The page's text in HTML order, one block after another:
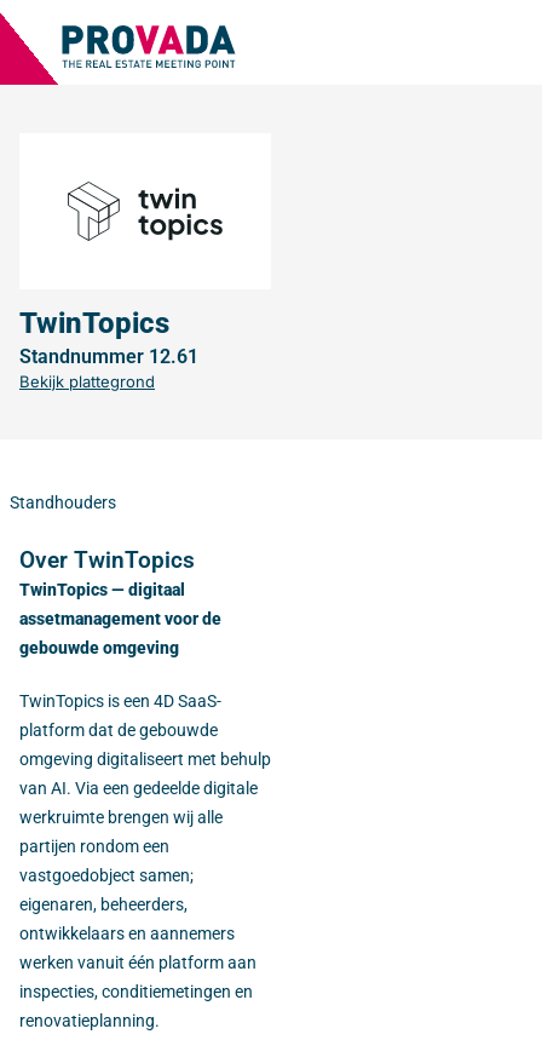
TwinTopics
Standnummer 12.61
Bekijk plattegrond
Standhouders
Over TwinTopics
TwinTopics — digitaal
assetmanagement voor de
gebouwde omgeving
TwinTopics is een 4D SaaS-
platform dat de gebouwde
omgeving digitaliseert met behulp
van AI. Via een gedeelde digitale
werkruimte brengen wij alle
partijen rondom een
vastgoedobject samen;
eigenaren, beheerders,
ontwikkelaars en aannemers
werken vanuit één platform aan
inspecties, conditiemetingen en
renovatieplanning.